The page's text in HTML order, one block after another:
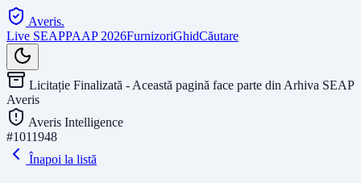
Averis.
Live SEAPPAAP 2026FurnizoriGhidCăutare
Licitație Finalizată - Această pagină face parte din Arhiva SEAP
Averis
Averis Intelligence
#1011948
Înapoi la listă